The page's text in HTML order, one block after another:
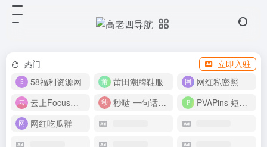
热门
立即入驻
58福利资源网
莆田潮牌鞋服
网红私密照
云上Focus接码平台
秒哒-一句话做应用
PVAPins 短信接码平台
网红吃瓜群